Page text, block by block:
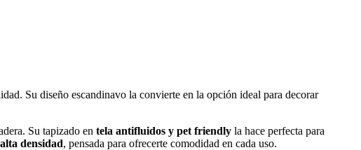
Su diseño escandinavo la convierte en la opción ideal para decorar
Su tapizado en tela antifluidos y pet friendly la hace perfecta para
densidad, pensada para ofrecerte comodidad en cada uso.